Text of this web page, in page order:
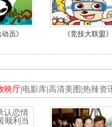
动员》 《竞技大联盟》
映厅 电影库 高清美图 热辣资